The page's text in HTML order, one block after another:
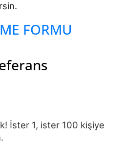
FORMU
İster 1, ister 100 kişiye